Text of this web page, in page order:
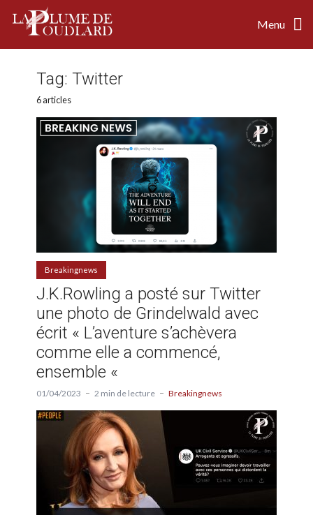
Menu
Tag: Twitter
6 articles
Breakingnews
J.K.Rowling a posté sur Twitter
une photo de Grindelwald avec
écrit « L’aventure s’achèvera
comme elle a commencé,
ensemble «
01/04/2023 2 min de lecture Breakingnews